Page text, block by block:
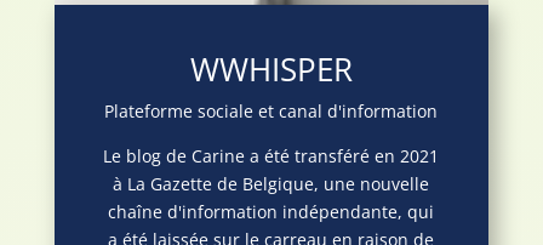
WWHISPER
Plateforme sociale et canal d'information
Le blog de Carine a été transféré en 2021
à La Gazette de Belgique, une nouvelle
chaîne d'information indépendante, qui
a été laissée sur le carreau en raison de